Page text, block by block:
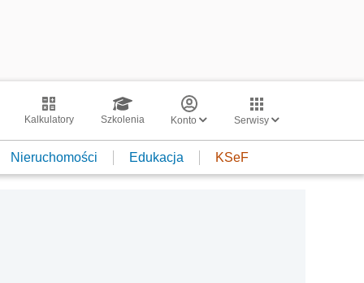
Kalkulatory Szkolenia Konto Serwisy
Nieruchomości Edukacja KSeF